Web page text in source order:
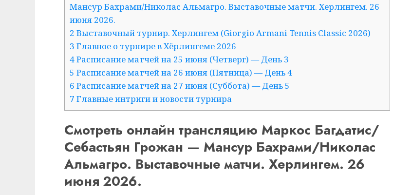
Мансур Бахрами/Николас Альмагро. Выставочные матчи. Херлингем. 26
июня 2026.
2 Выставочный турнир. Херлингем (Giorgio Armani Tennis Classic 2026)
3 Главное о турнире в Хёрлингеме 2026
4 Расписание матчей на 25 июня (Четверг) — День 3
5 Расписание матчей на 26 июня (Пятница) — День 4
6 Расписание матчей на 27 июня (Суббота) — День 5
7 Главные интриги и новости турнира
Смотреть онлайн трансляцию Маркос Багдатис/
Себастьян Грожан — Мансур Бахрами/Николас
Альмагро. Выставочные матчи. Херлингем. 26
июня 2026.